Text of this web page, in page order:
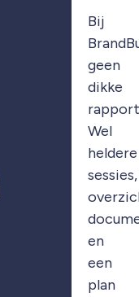
Bij
geen
dikke
Wel
heldere
sessies,
en
een
plan